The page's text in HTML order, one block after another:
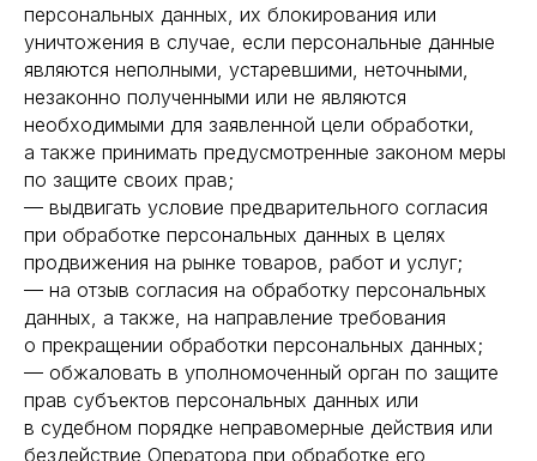
персональных данных, их блокирования или
уничтожения в случае, если персональные данные
являются неполными, устаревшими, неточными,
незаконно полученными или не являются
необходимыми для заявленной цели обработки,
а также принимать предусмотренные законом меры
по защите своих прав;
— выдвигать условие предварительного согласия
при обработке персональных данных в целях
продвижения на рынке товаров, работ и услуг;
— на отзыв согласия на обработку персональных
данных, а также, на направление требования
о прекращении обработки персональных данных;
— обжаловать в уполномоченный орган по защите
прав субъектов персональных данных или
в судебном порядке неправомерные действия или
бездействие Оператора при обработке его